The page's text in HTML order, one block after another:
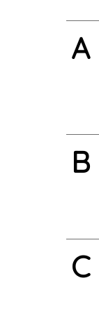
A
B
C